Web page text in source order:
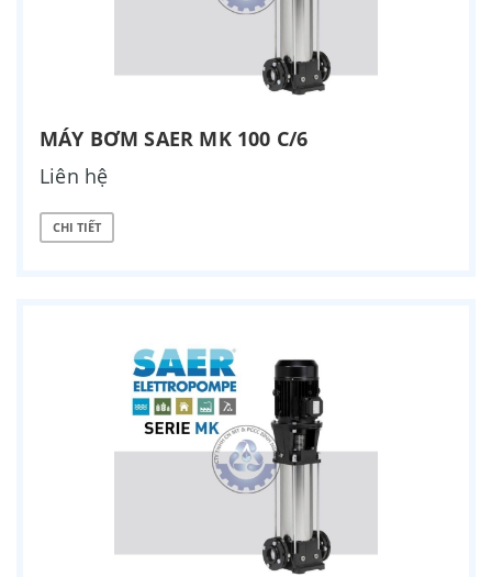
MÁY BƠM SAER MK 100 C/6
Liên hệ
CHI TIẾT